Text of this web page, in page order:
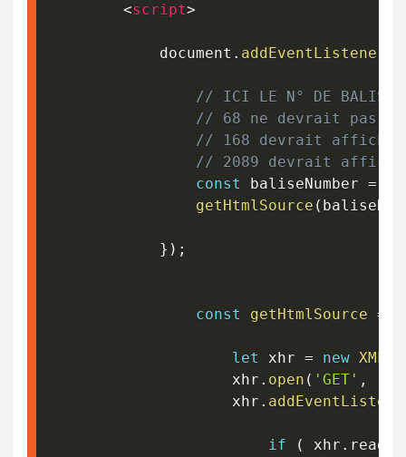
<script>
			document
. addEventListener
// ICI LE N° DE BALISE
// 68 ne devrait pas
// 168 devrait afficher
// 2089 devrait
const
baliseNumber =
getHtmlSource (
} ) ;
const getHtmlSource =
let xhr = new
					xhr
. open ( 'GET' ,
					xhr
.
if ( xhr .